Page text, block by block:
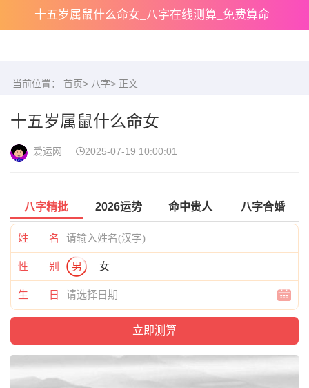
十五岁属鼠什么命女_八字在线测算_免费算命
当前位置： 首页> 八字> 正文
十五岁属鼠什么命女
爱运网 2025-07-19 10:00:01
八字精批 2026运势 命中贵人 八字合婚
姓 名
性 别 男 女
生 日